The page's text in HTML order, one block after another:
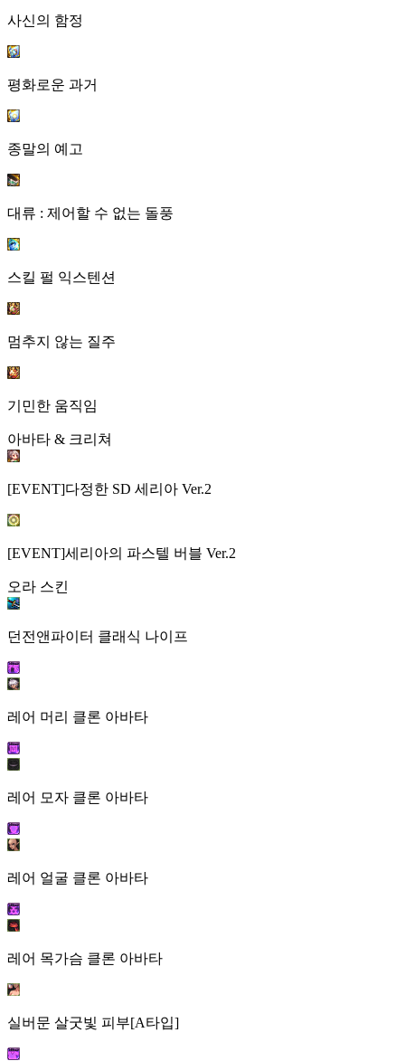
사신의 함정
평화로운 과거
종말의 예고
대류 : 제어할 수 없는 돌풍
스킬 펄 익스텐션
멈추지 않는 질주
기민한 움직임
아바타 & 크리쳐
[EVENT]다정한 SD 세리아 Ver.2
[EVENT]세리아의 파스텔 버블 Ver.2
오라 스킨
던전앤파이터 클래식 나이프
레어 머리 클론 아바타
레어 모자 클론 아바타
레어 얼굴 클론 아바타
레어 목가슴 클론 아바타
실버문 살굿빛 피부[A타입]